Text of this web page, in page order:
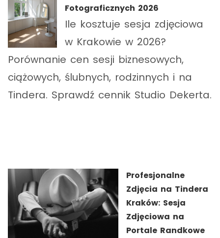
Fotograficznych 2026
Ile kosztuje sesja zdjęciowa
w Krakowie w 2026?
Porównanie cen sesji biznesowych,
ciążowych, ślubnych, rodzinnych i na
Tindera. Sprawdź cennik Studio Dekerta.
Profesjonalne
Zdjęcia na Tindera
Kraków: Sesja
Zdjęciowa na
Portale Randkowe